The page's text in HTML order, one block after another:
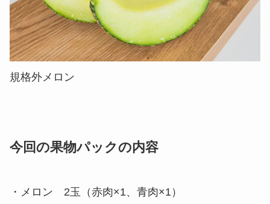
規格外メロン
今回の果物パックの内容
・メロン 2玉（赤肉×1、青肉×1）